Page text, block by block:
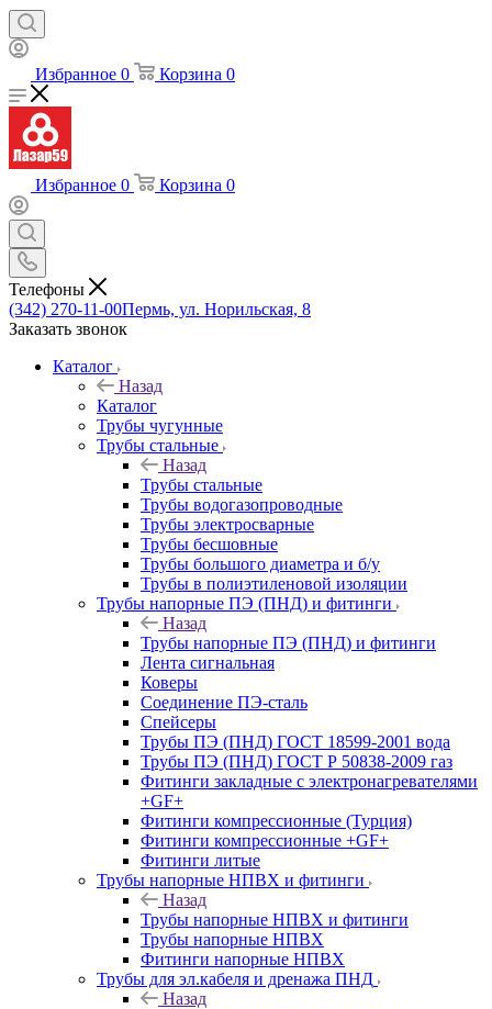
Избранное 0 Корзина 0
Избранное 0 Корзина 0
Телефоны
(342) 270-11-00Пермь, ул. Норильская, 8
Заказать звонок
Каталог
Назад
Каталог
Трубы чугунные
Трубы стальные
Назад
Трубы стальные
Трубы водогазопроводные
Трубы электросварные
Трубы бесшовные
Трубы большого диаметра и б/у
Трубы в полиэтиленовой изоляции
Трубы напорные ПЭ (ПНД) и фитинги
Назад
Трубы напорные ПЭ (ПНД) и фитинги
Лента сигнальная
Коверы
Соединение ПЭ-сталь
Спейсеры
Трубы ПЭ (ПНД) ГОСТ 18599-2001 вода
Трубы ПЭ (ПНД) ГОСТ Р 50838-2009 газ
Фитинги закладные с электронагревателями
+GF+
Фитинги компрессионные (Турция)
Фитинги компрессионные +GF+
Фитинги литые
Трубы напорные НПВХ и фитинги
Назад
Трубы напорные НПВХ и фитинги
Трубы напорные НПВХ
Фитинги напорные НПВХ
Трубы для эл.кабеля и дренажа ПНД
Назад